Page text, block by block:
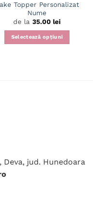
Topper Personalizat
Nume
de la 35.00 lei
Selectează opțiuni
pagina
Deva, jud. Hunedoara